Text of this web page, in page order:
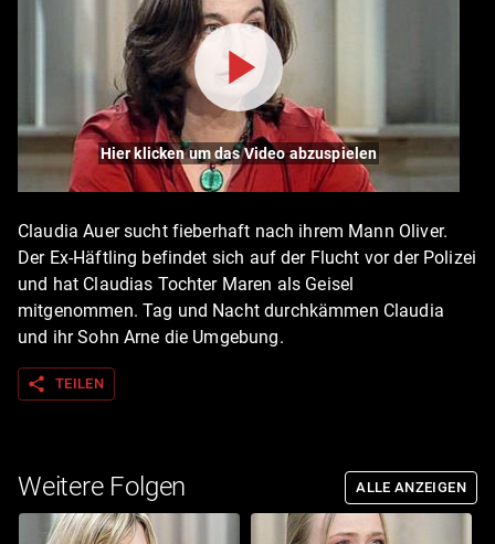
Hier klicken um das Video abzuspielen
Claudia Auer sucht fieberhaft nach ihrem Mann Oliver.
Der Ex-Häftling befindet sich auf der Flucht vor der Polizei
und hat Claudias Tochter Maren als Geisel
mitgenommen. Tag und Nacht durchkämmen Claudia
und ihr Sohn Arne die Umgebung.
share TEILEN
Weitere Folgen ALLE ANZEIGEN